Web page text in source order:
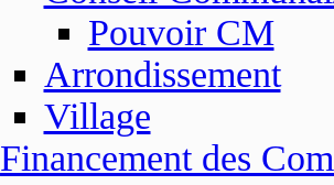
Pouvoir CM
Arrondissement
Village
Financement des